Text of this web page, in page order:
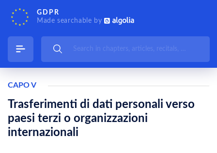
GDPR
Made searchable by
CAPO V
Trasferimenti di dati personali verso
paesi terzi o organizzazioni
internazionali